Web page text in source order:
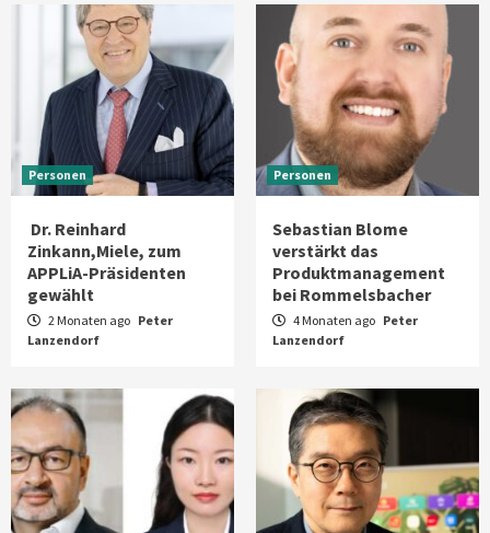
Personen
Dr. Reinhard
Zinkann,Miele, zum
APPLiA-Präsidenten
gewählt
2 Monaten ago Peter
Lanzendorf
Personen
Sebastian Blome
verstärkt das
Produktmanagement
bei Rommelsbacher
4 Monaten ago Peter
Lanzendorf